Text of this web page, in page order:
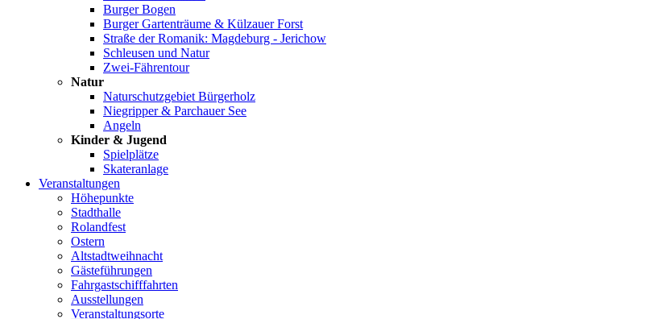
Burger Bogen
Burger Gartenträume & Külzauer Forst
Straße der Romanik: Magdeburg - Jerichow
Schleusen und Natur
Zwei-Fährentour
Natur
Naturschutzgebiet Bürgerholz
Niegripper & Parchauer See
Angeln
Kinder & Jugend
Spielplätze
Skateranlage
Veranstaltungen
Höhepunkte
Stadthalle
Rolandfest
Ostern
Altstadtweihnacht
Gästeführungen
Fahrgastschifffahrten
Ausstellungen
Veranstaltungsorte